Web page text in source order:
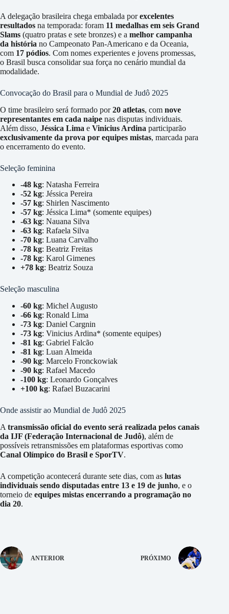
A delegação brasileira chega embalada porexcelentes
resultados na temporada: foram 11 medalhas em seis Grand
Slams (quatro pratas e sete bronzes) e a melhor campanha
da história no Campeonato Pan-Americano e da Oceania,
com 17 pódios. Com nomes experientes e jovens promessas,
o Brasil busca consolidar sua força no cenário mundial da
modalidade.
Convocação do Brasil para o Mundial de Judô 2025
O time brasileiro será formado por20 atletas, com nove
representantes em cada naipe nas disputas individuais.
Além disso, Jéssica Lima e Vinicius Ardina participarão
exclusivamente da prova por equipes mistas, marcada para
o encerramento do evento.
Seleção feminina
-48 kg: Natasha Ferreira
-52 kg: Jéssica Pereira
-57 kg: Shirlen Nascimento
-57 kg: Jéssica Lima* (somente equipes)
-63 kg: Nauana Silva
-63 kg: Rafaela Silva
-70 kg: Luana Carvalho
-78 kg: Beatriz Freitas
-78 kg: Karol Gimenes
+78 kg: Beatriz Souza
Seleção masculina
-60 kg: Michel Augusto
-66 kg: Ronald Lima
-73 kg: Daniel Cargnin
-73 kg: Vinicius Ardina* (somente equipes)
-81 kg: Gabriel Falcão
-81 kg: Luan Almeida
-90 kg: Marcelo Fronckowiak
-90 kg: Rafael Macedo
-100 kg: Leonardo Gonçalves
+100 kg: Rafael Buzacarini
Onde assistir ao Mundial de Judô 2025
A transmissão oficial do evento será realizada pelos canais
da IJF (Federação Internacional de Judô), além de
possíveis retransmissões em plataformas esportivas como
Canal Olímpico do Brasil e SporTV.
A competição acontecerá durante sete dias, com as lutas
individuais sendo disputadas entre 13 e 19 de junho, e o
torneio de equipes mistas encerrando a programação no
dia 20.
ANTERIOR PRÓXIMO